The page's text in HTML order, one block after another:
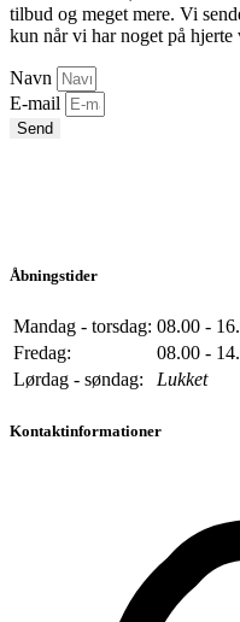
tilbud og meget mere. Vi
kun når vi har noget på
Navn
E-mail
Send
Åbningstider
Mandag - torsdag: 08.00 -
Fredag:
08.00 -
Lørdag - søndag:
Lukket
Kontaktinformationer